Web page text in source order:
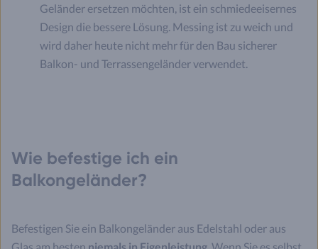
Geländer ersetzen möchten, ist ein schmiedeeisernes
Design die bessere Lösung. Messing ist zu weich und
wird daher heute nicht mehr für den Bau sicherer
Balkon- und Terrassengeländer verwendet.
Wie befestige ich ein
Balkongeländer?
Befestigen Sie ein Balkongeländer aus Edelstahl oder aus